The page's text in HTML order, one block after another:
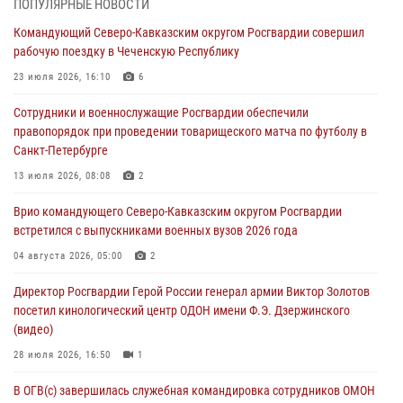
Росгвардейцы провели выставку вооружения для участников сбора
«Гвардеец» в Пензе (видео)
06 августа 2026, 12:00
В Курске росгвардейцы приняли участие в митинге, посвященном
второй годовщине вторжения ВСУ на территорию области
06 августа 2026, 11:56
угрожавшего подростку травматическим пистолетом
06 августа 2026, 11:33
крупная нарколаборатория
ПОПУЛЯРНЫЕ НОВОСТИ
Командующий Северо-Кавказским округом Росгвардии совершил
рабочую поездку в Чеченскую Республику
23 июля 2026, 16:10 6
Сотрудники и военнослужащие Росгвардии обеспечили
правопорядок при проведении товарищеского матча по футболу в
Санкт-Петербурге
13 июля 2026, 08:08 2
Врио командующего Северо-Кавказским округом Росгвардии
встретился с выпускниками военных вузов 2026 года
04 августа 2026, 05:00 2
Директор Росгвардии Герой России генерал армии Виктор Золотов
посетил кинологический центр ОДОН имени Ф.Э. Дзержинского
(видео)
28 июля 2026, 16:50 1
В ОГВ(с) завершилась служебная командировка сотрудников ОМОН